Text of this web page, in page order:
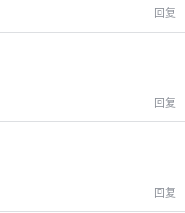
回复
回复
回复